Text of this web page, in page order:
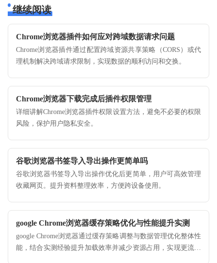
继续阅读
Chrome浏览器插件如何应对跨域数据请求问题
Chrome浏览器插件通过配置跨域资源共享策略（CORS）或代
理机制解决跨域请求限制，实现数据的顺利访问和交换。
Chrome浏览器下载完成后插件权限管理
详细讲解Chrome浏览器插件权限设置方法，避免不必要的权限
风险，保护用户隐私安全。
谷歌浏览器书签导入导出操作更简单吗
谷歌浏览器书签导入导出操作优化后更简单，用户可高效管理
收藏网页。提升资料整理效率，方便跨设备使用。
google Chrome浏览器缓存策略优化与性能提升实测
google Chrome浏览器通过缓存策略调整与数据管理优化整体性
能，结合实测经验提升加载效率并减少资源占用，实现更流畅